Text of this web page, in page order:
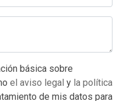
el aviso legal y la política
de mis datos para